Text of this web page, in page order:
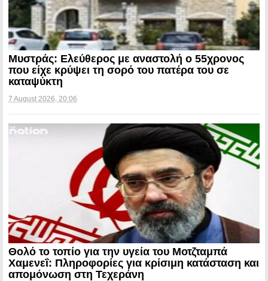
Μυστράς: Ελεύθερος με αναστολή ο 55χρονος
που είχε κρύψει τη σορό του πατέρα του σε
καταψύκτη
7 August 2026, 20:06
Θολό το τοπίο για την υγεία του Μοτζταμπά
Χαμενεΐ: Πληροφορίες για κρίσιμη κατάσταση και
απομόνωση στη Τεχεράνη